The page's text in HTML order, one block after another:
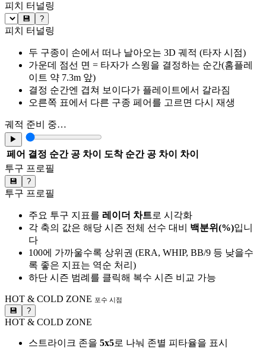
피치 터널링
💾 ?
피치 터널링
두 구종이 손에서 떠나 날아오는 3D 궤적 (타자 시점)
가운데 점선 면 = 타자가 스윙을 결정하는 순간(홈플레
이트 약 7.3m 앞)
결정 순간엔 겹쳐 보이다가 플레이트에서 갈라짐
오른쪽 표에서 다른 구종 페어를 고르면 다시 재생
궤적 준비 중…
▶
페어 결정 순간 공 차이 도착 순간 공 차이
차이
투구 프로필
💾 ?
투구 프로필
주요 투구 지표를 레이더 차트로 시각화
각 축의 값은 해당 시즌 전체 선수 대비 백분위(%)입니
다
100에 가까울수록 상위권 (ERA, WHIP, BB/9 등 낮을수
록 좋은 지표는 역순 처리)
하단 시즌 범례를 클릭해 복수 시즌 비교 가능
HOT & COLD ZONE 포수 시점
💾 ?
HOT & COLD ZONE
스트라이크 존을 5x5로 나눠 존별 피타율을 표시